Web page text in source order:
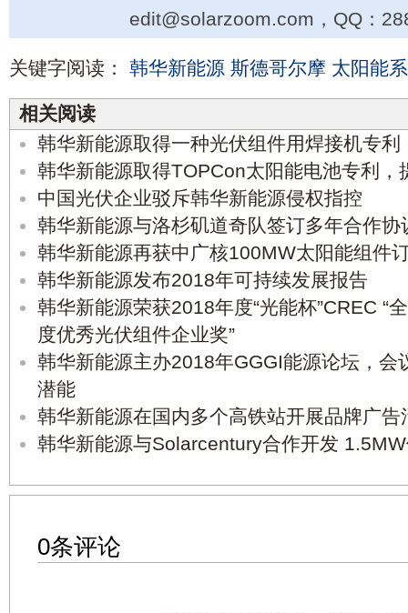
edit@solarzoom.com，QQ：
关键字阅读： 韩华新能源 斯德哥尔摩 太阳能
相关阅读
韩华新能源取得一种光伏组件用焊接机专利
韩华新能源取得TOPCon太阳能电池专利，
中国光伏企业驳斥韩华新能源侵权指控
韩华新能源与洛杉矶道奇队签订多年合作协
韩华新能源再获中广核100MW太阳能组件
韩华新能源发布2018年可持续发展报告
韩华新能源荣获2018年度“光能杯”CREC “
度优秀光伏组件企业奖”
韩华新能源主办2018年GGGI能源论坛，会
潜能
韩华新能源在国内多个高铁站开展品牌广告
韩华新能源与Solarcentury合作开发
0条评论